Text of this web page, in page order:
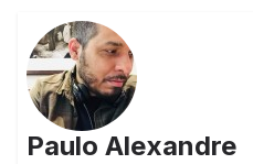
Paulo Alexandre